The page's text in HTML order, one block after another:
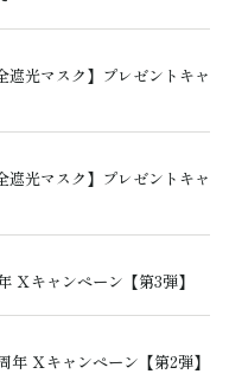
遮光マスク】プレゼントキャ
遮光マスク】プレゼントキャ
Ｘキャンペーン【第3弾】
Ｘキャンペーン【第2弾】